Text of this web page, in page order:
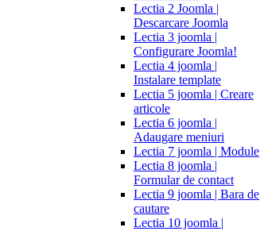
Lectia 2 Joomla |
Descarcare Joomla
Lectia 3 joomla |
Configurare Joomla!
Lectia 4 joomla |
Instalare template
Lectia 5 joomla | Creare
articole
Lectia 6 joomla |
Adaugare meniuri
Lectia 7 joomla | Module
Lectia 8 joomla |
Formular de contact
Lectia 9 joomla | Bara de
cautare
Lectia 10 joomla |